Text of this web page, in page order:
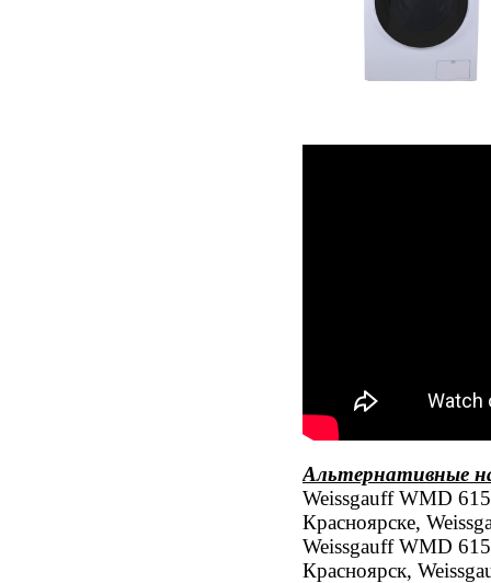
Альтернативные
Weissgauff WMD
Красноярске,
Weissgauff WMD
Красноярск,